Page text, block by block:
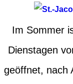
Im Sommer
Dienstagen
geöffnet, nach